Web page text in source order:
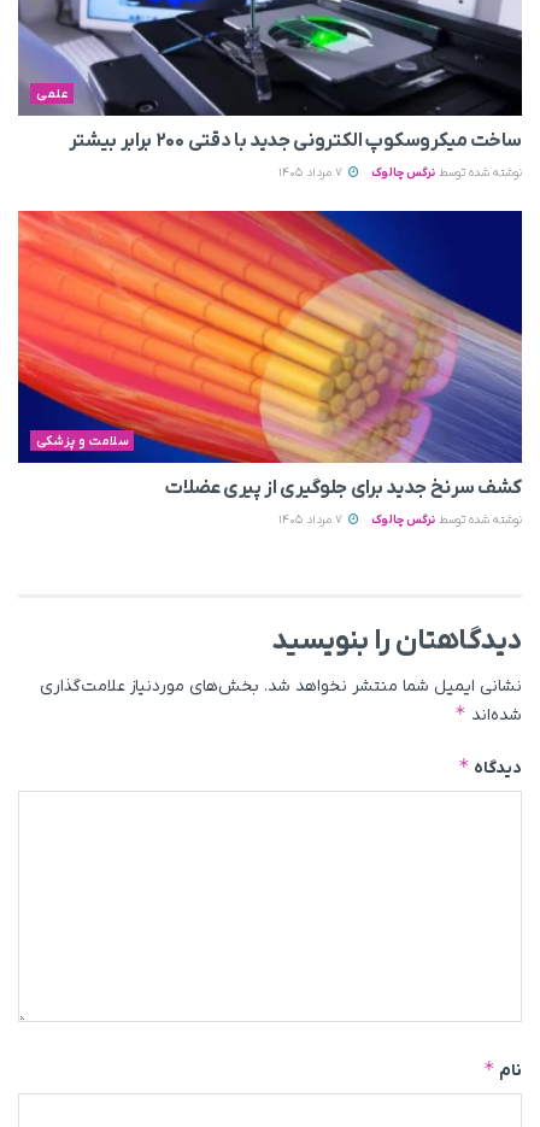
علمی
ساخت میکروسکوپ الکترونی جدید با دقتی ۲۰۰ برابر بیشتر
نوشته شده توسط نرگس چالوک
سلامت و پزشکی
کشف سرنخ جدید برای جلوگیری از پیری عضلات
نوشته شده توسط نرگس چالوک
دیدگاهتان را بنویسید
نشانی ایمیل شما منتشر نخواهد شد. بخش‌های موردنیاز علامت‌گذاری
شده‌اند *
دیدگاه *
نام *